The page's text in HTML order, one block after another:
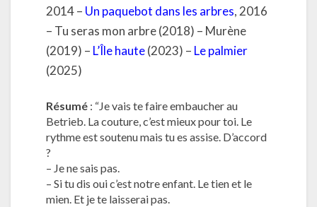
2014 – Un paquebot dans les arbres, 2016
– Tu seras mon arbre (2018) – Murène
(2019) – L’Île haute(2023) – Le palmier
(2025)
Résumé : “Je vais te faire embaucher au
Betrieb. La couture, c’est mieux pour toi. Le
rythme est soutenu mais tu es assise. D’accord
?
– Je ne sais pas.
– Si tu dis oui c’est notre enfant. Le tien et le
mien. Et je te laisserai pas.